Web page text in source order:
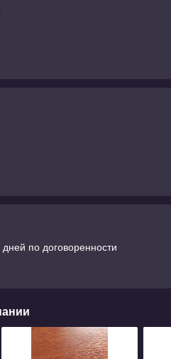
по договоренности